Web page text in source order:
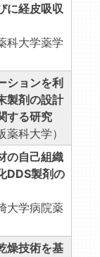
に経皮吸収
科大学薬学
ションを利
製剤の設計
する研究
科大学）
の自己組織
DDS製剤の
大学病院薬
燥技術を基